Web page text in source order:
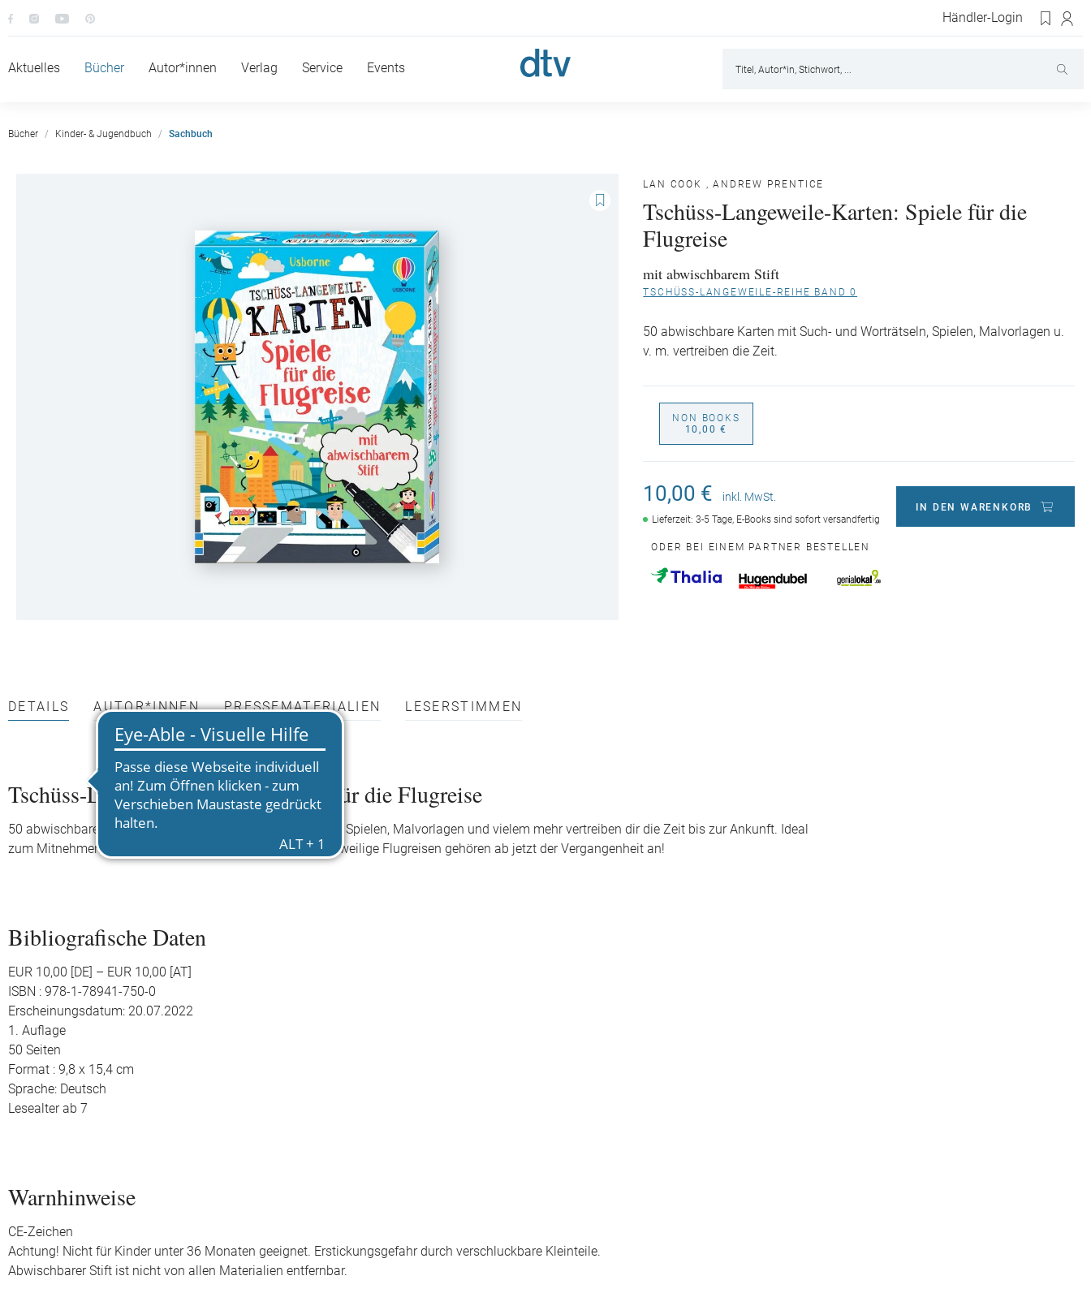
Händler-Login
Aktuelles Bücher Autor*innen Verlag Service Events
Bücher Kinder- & Jugendbuch Sachbuch
LAN COOK ,ANDREW PRENTICE
Tschüss-Langeweile-Karten: Spiele für die
Flugreise
mit abwischbarem Stift
TSCHÜSS-LANGEWEILE-REIHE BAND 0
50 abwischbare Karten mit Such- und Worträtseln, Spielen, Malvorlagen u.
v. m. vertreiben die Zeit.
NON BOOKS
10,00 €
10,00 € inkl. MwSt.
Lieferzeit: 3-5 Tage, E-Books sind sofort versandfertig
IN DEN WARENKORB
ODER BEI EINEM PARTNER BESTELLEN
DETAILS AUTOR*INNEN PRESSEMATERIALIEN LESERSTIMMEN
Tschüss-Langeweile-Karten: Spiele für die Flugreise
50 abwischbare Karten mit Such- und Worträtseln, lustigen Spielen, Malvorlagen und vielem mehr vertreiben dir die Zeit bis zur Ankunft. Ideal
zum Mitnehmen, denn der Stift ist auch schon dabei. Langweilige Flugreisen gehören ab jetzt der Vergangenheit an!
Bibliografische Daten
EUR 10,00 [DE] – EUR 10,00 [AT]
ISBN : 978-1-78941-750-0
Erscheinungsdatum: 20.07.2022
1. Auflage
50 Seiten
Format : 9,8 x 15,4 cm
Sprache: Deutsch
Lesealter ab 7
Warnhinweise
CE-Zeichen
Achtung! Nicht für Kinder unter 36 Monaten geeignet. Erstickungsgefahr durch verschluckbare Kleinteile.
Abwischbarer Stift ist nicht von allen Materialien entfernbar.